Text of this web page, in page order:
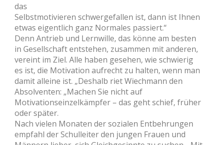
das
Selbstmotivieren schwergefallen ist, dann ist Ihnen
etwas eigentlich ganz Normales passiert.“
Denn Antrieb und Lernwille, das könne am besten
in Gesellschaft entstehen, zusammen mit anderen,
vereint im Ziel. Alle haben gesehen, wie schwierig
es ist, die Motivation aufrecht zu halten, wenn man
damit alleine ist. „Deshalb riet Wiechmann den
Absolventen: „Machen Sie nicht auf
Motivationseinzelkämpfer – das geht schief, früher
oder später.
Nach vielen Monaten der sozialen Entbehrungen
empfahl der Schulleiter den jungen Frauen und